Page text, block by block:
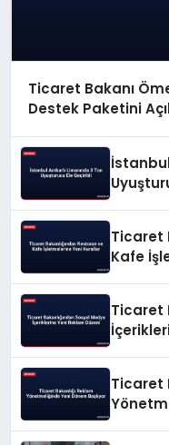
Ticaret Bakanı
Destek Paketini
Ticaret
Kafe
Ticaret
Ticaret